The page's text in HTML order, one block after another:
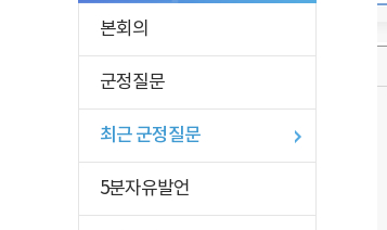
본회의
군정질문
최근 군정질문
5분자유발언